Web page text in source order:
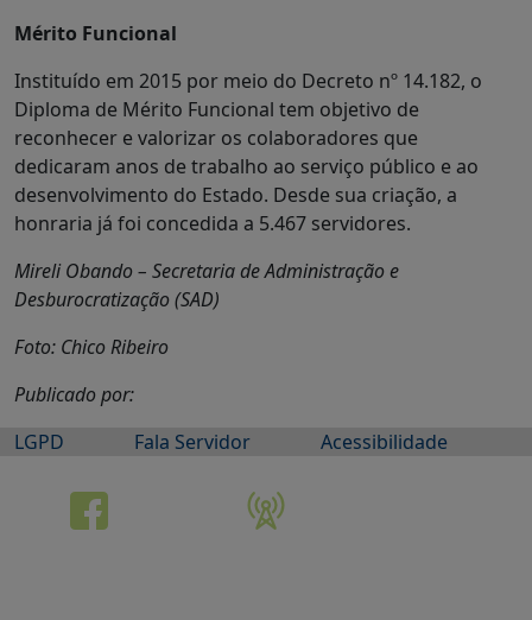
Mérito Funcional
Instituído em 2015 por meio do Decreto nº 14.182, o
Diploma de Mérito Funcional tem objetivo de
reconhecer e valorizar os colaboradores que
dedicaram anos de trabalho ao serviço público e ao
desenvolvimento do Estado. Desde sua criação, a
honraria já foi concedida a 5.467 servidores.
Mireli Obando – Secretaria de Administração e
Desburocratização (SAD)
Foto: Chico Ribeiro
Publicado por:
LGPD
Fala Servidor Acessibilidade